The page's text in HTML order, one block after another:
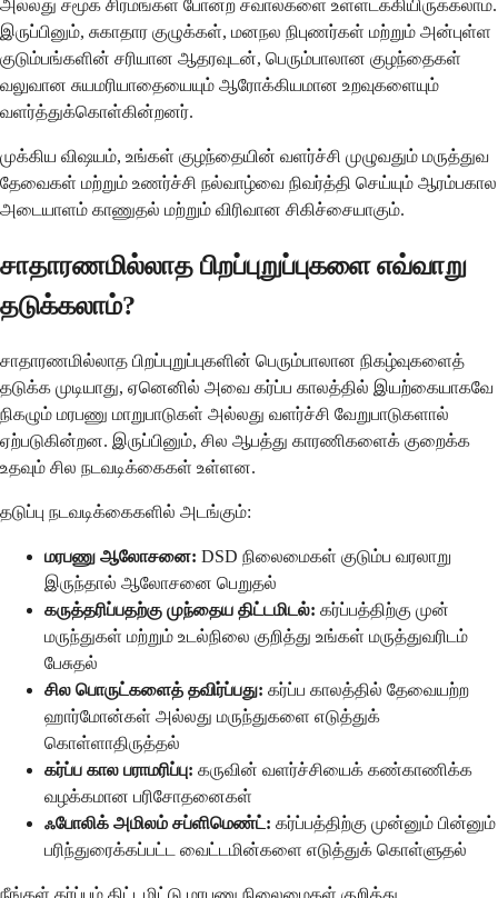
அல்லது சமூக சிரமங்கள் போன்ற சவால்களை உள்ளடக்கியிருக்கலாம்.
இருப்பினும், சுகாதார குழுக்கள், மனநல நிபுணர்கள் மற்றும் அன்புள்ள
குடும்பங்களின் சரியான ஆதரவுடன், பெரும்பாலான குழந்தைகள்
வலுவான சுயமரியாதையையும் ஆரோக்கியமான உறவுகளையும்
வளர்த்துக்கொள்கின்றனர்.
முக்கிய விஷயம், உங்கள் குழந்தையின் வளர்ச்சி முழுவதும் மருத்துவ
தேவைகள் மற்றும் உணர்ச்சி நல்வாழ்வை நிவர்த்தி செய்யும் ஆரம்பகால
அடையாளம் காணுதல் மற்றும் விரிவான சிகிச்சையாகும்.
சாதாரணமில்லாத பிறப்புறுப்புகளை எவ்வாறு
தடுக்கலாம்?
சாதாரணமில்லாத பிறப்புறுப்புகளின் பெரும்பாலான நிகழ்வுகளைத்
தடுக்க முடியாது, ஏனெனில் அவை கர்ப்ப காலத்தில் இயற்கையாகவே
நிகழும் மரபணு மாறுபாடுகள் அல்லது வளர்ச்சி வேறுபாடுகளால்
ஏற்படுகின்றன. இருப்பினும், சில ஆபத்து காரணிகளைக் குறைக்க
உதவும் சில நடவடிக்கைகள் உள்ளன.
தடுப்பு நடவடிக்கைகளில் அடங்கும்:
மரபணு ஆலோசனை: DSD நிலைமைகள் குடும்ப வரலாறு
இருந்தால் ஆலோசனை பெறுதல்
கருத்தரிப்பதற்கு முந்தைய திட்டமிடல்: கர்ப்பத்திற்கு முன்
மருந்துகள் மற்றும் உடல்நிலை குறித்து உங்கள் மருத்துவரிடம்
பேசுதல்
சில பொருட்களைத் தவிர்ப்பது: கர்ப்ப காலத்தில் தேவையற்ற
ஹார்மோன்கள் அல்லது மருந்துகளை எடுத்துக்
கொள்ளாதிருத்தல்
கர்ப்ப கால பராமரிப்பு: கருவின் வளர்ச்சியைக் கண்காணிக்க
வழக்கமான பரிசோதனைகள்
ஃபோலிக் அமிலம் சப்ளிமெண்ட்: கர்ப்பத்திற்கு முன்னும் பின்னும்
பரிந்துரைக்கப்பட்ட வைட்டமின்களை எடுத்துக் கொள்ளுதல்
நீங்கள் கர்ப்பம் திட்டமிட்டு மரபணு நிலைமைகள் குறித்து